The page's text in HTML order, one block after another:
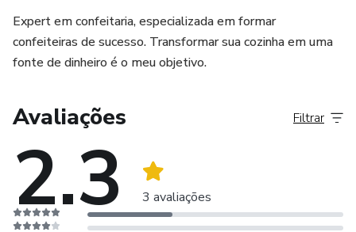
Expert em confeitaria, especializada em formar
confeiteiras de sucesso. Transformar sua cozinha em uma
fonte de dinheiro é o meu objetivo.
Avaliações
2.3 3 avaliações
Filtrar